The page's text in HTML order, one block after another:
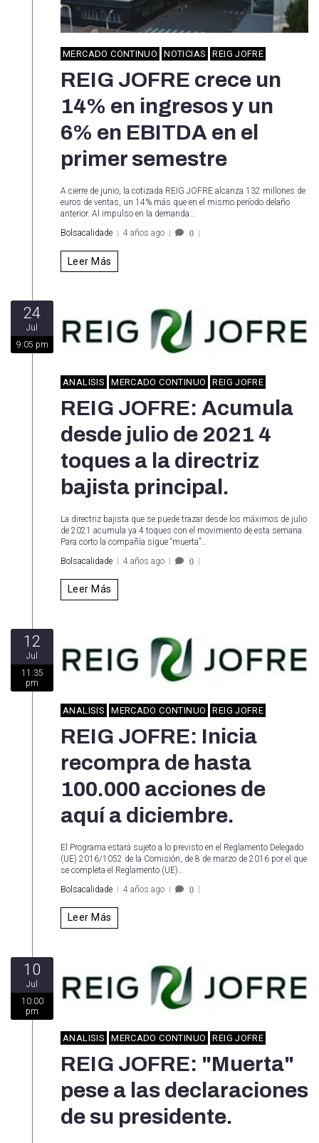
MERCADO CONTINUO NOTICIAS REIG JOFRE
REIG JOFRE crece un
14% en ingresos y un
6% en EBITDA en el
primer semestre
A cierre de junio, la cotizada REIG JOFRE alcanza 132 millones de
euros de ventas, un 14% más que en el mismo período delaño
anterior. Al impulso en la demanda…
Bolsacalidade
4 años ago 0
Leer Más
24
Jul
9:05 pm
ANALISIS MERCADO CONTINUO REIG JOFRE
REIG JOFRE: Acumula
desde julio de 2021 4
toques a la directriz
bajista principal.
La directriz bajista que se puede trazar desde los máximos de julio
de 2021 acumula ya 4 toques con el movimiento de esta semana.
Para corto la compañía sigue “muerta”…
Bolsacalidade
4 años ago 0
Leer Más
12
Jul
11:35
pm
ANALISIS MERCADO CONTINUO REIG JOFRE
REIG JOFRE: Inicia
recompra de hasta
100.000 acciones de
aquí a diciembre.
El Programa estará sujeto a lo previsto en el Reglamento Delegado
(UE) 2016/1052 de la Comisión, de 8 de marzo de 2016 por el que
se completa el Reglamento (UE)…
Bolsacalidade
4 años ago 0
Leer Más
10
Jul
10:00
pm
ANALISIS MERCADO CONTINUO REIG JOFRE
REIG JOFRE: "Muerta"
pese a las declaraciones
de su presidente.